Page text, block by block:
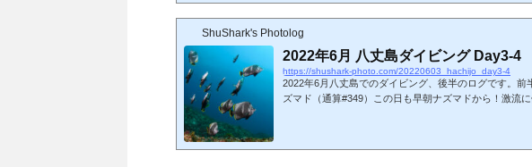
ShuShark's Photolog
2022年6月 八丈島ダイビング Day3-4
https://shushark-photo.com/20220603_hachijo_day3-4
2022年6月八丈島でのダイビング、後半のログです。
ズマド（通算#349）この日も早朝ナズマドから！激流